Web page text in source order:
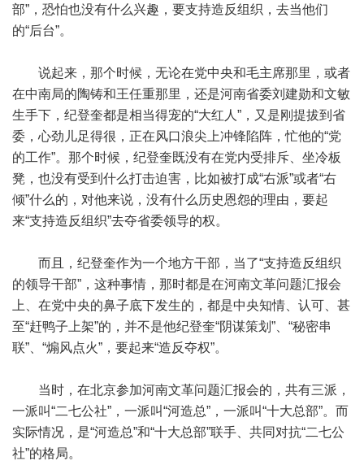
部”，恐怕也没有什么兴趣，要支持造反组织，去当他们
的“后台”。
说起来，那个时候，无论在党中央和毛主席那里，或者
在中南局的陶铸和王任重那里，还是河南省委刘建勋和文敏
生手下，纪登奎都是相当得宠的“大红人”，又是刚提拔到省
委，心劲儿足得很，正在风口浪尖上冲锋陷阵，忙他的“党
的工作”。那个时候，纪登奎既没有在党内受排斥、坐冷板
凳，也没有受到什么打击迫害，比如被打成“右派”或者“右
倾”什么的，对他来说，没有什么历史恩怨的理由，要起
来“支持造反组织”去夺省委领导的权。
而且，纪登奎作为一个地方干部，当了“支持造反组织
的领导干部”，这种事情，那时都是在河南文革问题汇报会
上、在党中央的鼻子底下发生的，都是中央知情、认可、甚
至“赶鸭子上架”的，并不是他纪登奎“阴谋策划”、“秘密串
联”、“煽风点火”，要起来“造反夺权”。
当时，在北京参加河南文革问题汇报会的，共有三派，
一派叫“二七公社”，一派叫“河造总”，一派叫“十大总部”。而
实际情况，是“河造总”和“十大总部”联手、共同对抗“二七公
社”的格局。